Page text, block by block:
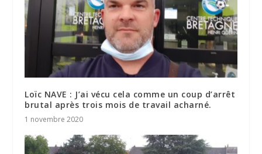
Loïc NAVE : J’ai vécu cela comme un coup d’arrêt
brutal après trois mois de travail acharné.
1 novembre 2020